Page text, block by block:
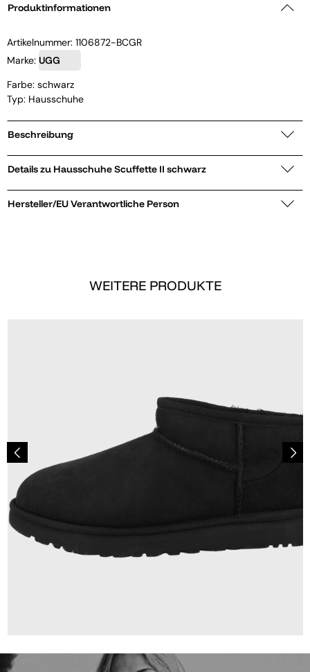
Produktinformationen
Artikelnummer: 1106872-BCGR
Marke: UGG
Farbe: schwarz
Typ: Hausschuhe
Beschreibung
Details zu Hausschuhe Scuffette II schwarz
Hersteller/EU Verantwortliche Person
WEITERE PRODUKTE